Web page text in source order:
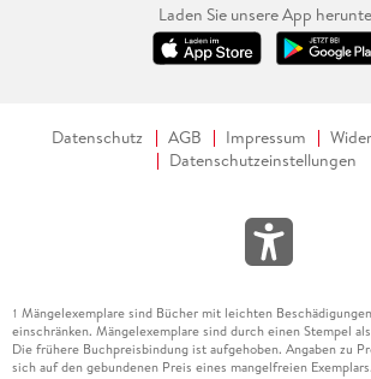
Laden Sie unsere App
Datenschutz AGB Impressum
Datenschutzeinstellungen
1 Mängelexemplare sind Bücher mit leichten
einschränken. Mängelexemplare sind durch einen Stempel
Die frühere Buchpreisbindung ist aufgehoben. Angaben zu
sich auf den gebundenen Preis eines mangelfreien Exemplars.